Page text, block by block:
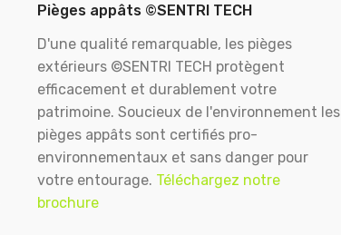
Pièges appâts ©SENTRI TECH
D'une qualité remarquable, les pièges
extérieurs ©SENTRI TECH protègent
efficacement et durablement votre
patrimoine. Soucieux de l'environnement les
pièges appâts sont certifiés pro-
environnementaux et sans danger pour
votre entourage. Téléchargez notre
brochure